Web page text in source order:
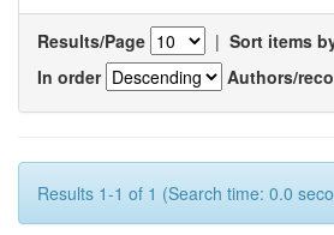
Results/Page | Sort items
In order
Authors/
Results 1-1 of 1 (Search time: 0.0